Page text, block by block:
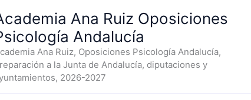
Ana Ruiz Oposiciones
Andalucía
Ana Ruiz, Oposiciones Psicología Andalucía,
a la Junta de Andalucía, diputaciones y
2026-2027